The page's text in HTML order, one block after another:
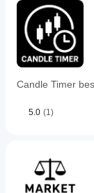
alongside
price
action
signals
such
as
patterns
other
technical
trading
decisions.
Typical
Candle Timer
5.0 (1)